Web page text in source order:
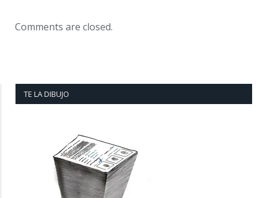
Comments are closed.
TE LA DIBUJO